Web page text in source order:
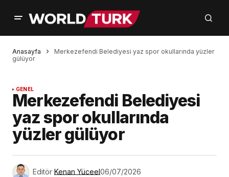
Anasayfa
Merkezefendi Belediyesi yaz spor okullarında yüzler
gülüyor
GENEL
Merkezefendi Belediyesi
yaz spor okullarında
yüzler gülüyor
Editör Kenan Yüceel06/07/2026